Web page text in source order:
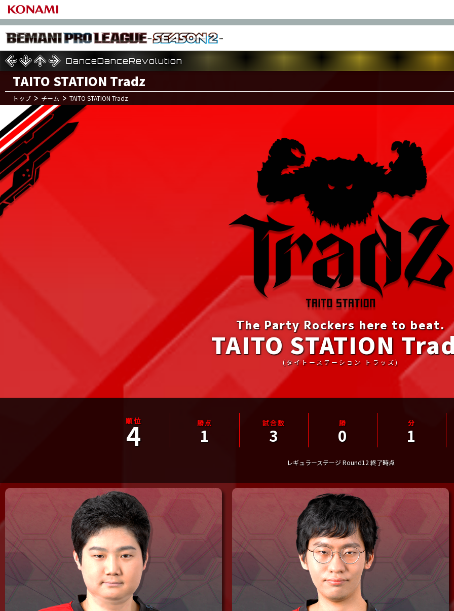
DanceDanceRevolution
DanceDanceRevolution
MAMURU3
NOTTY
PO
GINXYASU
ABETAKU
RINBO-
OOON!!
DanceDanceRevolution
TAITO STATION Tradz
トップ チーム TAITO STATION Tradz
The Party Rockers here to beat.
TAITO STATION
(タイトーステーション トラッズ)
4 1 3 0 1
レギュラーステージ Round12 終了時点